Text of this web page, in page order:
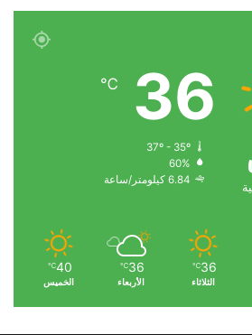
36
℃
37º - 35º
60%
6.84 كيلومتر/ساعة
36
℃
الثلاثاء
36
℃
الأربعاء
40
℃
الخميس